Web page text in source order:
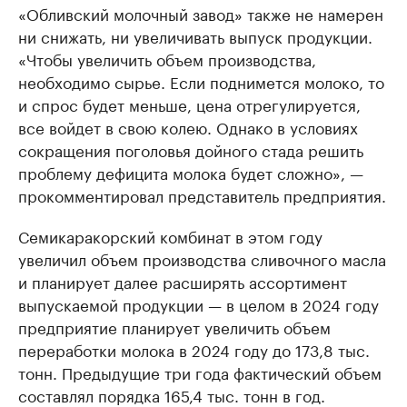
«Обливский молочный завод» также не намерен
ни снижать, ни увеличивать выпуск продукции.
«Чтобы увеличить объем производства,
необходимо сырье. Если поднимется молоко, то
и спрос будет меньше, цена отрегулируется,
все войдет в свою колею. Однако в условиях
сокращения поголовья дойного стада решить
проблему дефицита молока будет сложно», —
прокомментировал представитель предприятия.
Семикаракорский комбинат в этом году
увеличил объем производства сливочного масла
и планирует далее расширять ассортимент
выпускаемой продукции — в целом в 2024 году
предприятие планирует увеличить объем
переработки молока в 2024 году до 173,8 тыс.
тонн. Предыдущие три года фактический объем
составлял порядка 165,4 тыс. тонн в год.